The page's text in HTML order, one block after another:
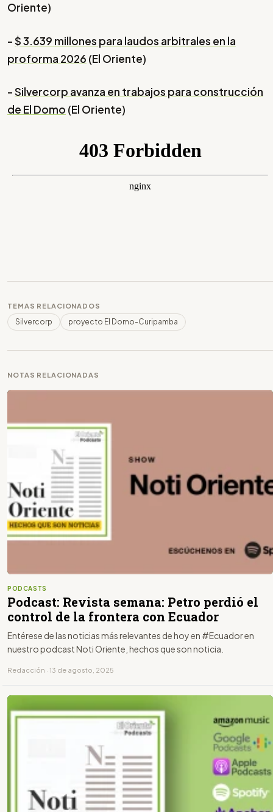
Oriente)
-$ 3.639 millones para laudos arbitrales en la
proforma 2026 (El Oriente)
-Silvercorp avanza en trabajos para construcción
de El Domo (El Oriente)
TEMAS RELACIONADOS
Silvercorp proyecto El Domo-Curipamba
NOTAS RELACIONADAS
PODCASTS
Podcast: Revista semana: Petro perdió el
control de la frontera con Ecuador
Entérese de las noticias más relevantes de hoy en #Ecuador en
nuestro podcast Noti Oriente, hechos que son noticia.
Redacción · 13 de agosto, 2025